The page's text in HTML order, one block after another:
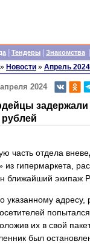
Тендеры Знакомства
» Новости » Апрель 2024
2024
часть отдела
из гипермаркета,
ближайший экипаж
указанному адресу,
их в свой
был